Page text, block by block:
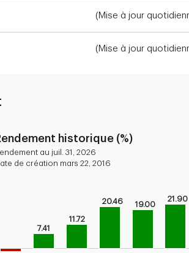
(Mise à jour
(Mise à jour
historique (%)
au juil. 31, 2026
de création mars 22, 2016
chart for historical performance of the
chart has 1 X axis displaying categories.
7.41
11.72
20.46 19.00
21.90